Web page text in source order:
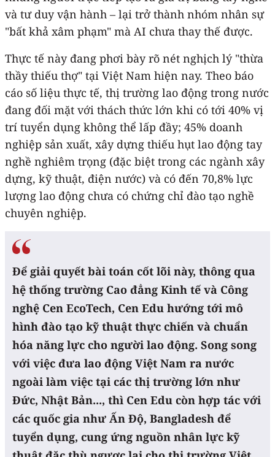
và tư duy vận hành – lại trở thành nhóm nhân sự
"bất khả xâm phạm" mà AI chưa thay thế được.
Thực tế này đang phơi bày rõ nét nghịch lý "thừa
thầy thiếu thợ" tại Việt Nam hiện nay. Theo báo
cáo số liệu thực tế, thị trường lao động trong nước
đang đối mặt với thách thức lớn khi có tới 40% vị
trí tuyển dụng không thể lấp đầy; 45% doanh
nghiệp sản xuất, xây dựng thiếu hụt lao động tay
nghề nghiêm trọng (đặc biệt trong các ngành xây
dựng, kỹ thuật, điện nước) và có đến 70,8% lực
lượng lao động chưa có chứng chỉ đào tạo nghề
chuyên nghiệp.
Để giải quyết bài toán cốt lõi này, thông qua
hệ thống trường Cao đẳng Kinh tế và Công
nghệ Cen EcoTech, Cen Edu hướng tới mô
hình đào tạo kỹ thuật thực chiến và chuẩn
hóa năng lực cho người lao động. Song song
với việc đưa lao động Việt Nam ra nước
ngoài làm việc tại các thị trường lớn như
Đức, Nhật Bản..., thì Cen Edu còn hợp tác với
các quốc gia như Ấn Độ, Bangladesh để
tuyển dụng, cung ứng nguồn nhân lực kỹ